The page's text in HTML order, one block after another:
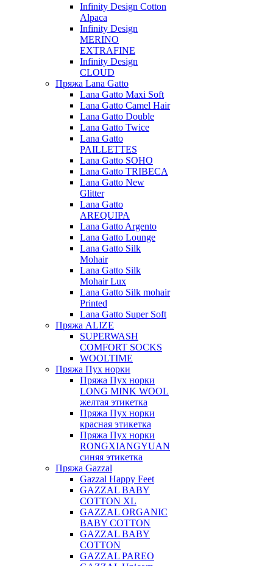
Infinity Design Cotton
Alpaca
Infinity Design
MERINO
EXTRAFINE
Infinity Design
CLOUD
Пряжа Lana Gatto
Lana Gatto Maxi Soft
Lana Gatto Camel Hair
Lana Gatto Double
Lana Gatto Twice
Lana Gatto
PAILLETTES
Lana Gatto SOHO
Lana Gatto TRIBECA
Lana Gatto New
Glitter
Lana Gatto
AREQUIPA
Lana Gatto Argento
Lana Gatto Lounge
Lana Gatto Silk
Mohair
Lana Gatto Silk
Mohair Lux
Lana Gatto Silk mohair
Printed
Lana Gatto Super Soft
Пряжа ALIZE
SUPERWASH
COMFORT SOCKS
WOOLTIME
Пряжа Пух норки
Пряжа Пух норки
LONG MINK WOOL
желтая этикетка
Пряжа Пух норки
красная этикетка
Пряжа Пух норки
RONGXIANGYUAN
синяя этикетка
Пряжа Gazzal
Gazzal Happy Feet
GAZZAL BABY
COTTON XL
GAZZAL ORGANIC
BABY COTTON
GAZZAL BABY
COTTON
GAZZAL PAREO